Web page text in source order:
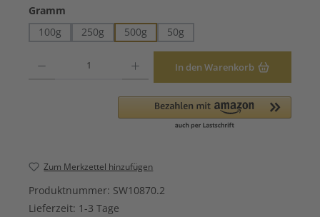
Gramm
100g
250g 500g 50g
In den Warenkorb
Zum Merkzettel hinzufügen
Produktnummer: SW10870.2
Lieferzeit: 1-3 Tage